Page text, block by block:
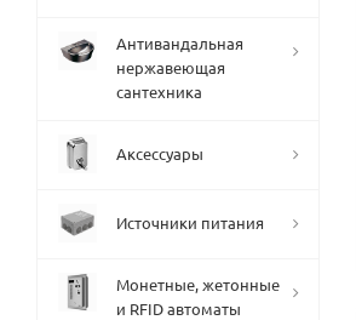
Антивандальная
нержавеющая
сантехника
Аксессуары
Источники питания
Монетные, жетонные
и RFID автоматы